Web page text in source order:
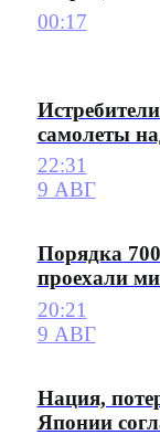
00:17
самолеты
22:31
9 АВГ
Порядка
проехали
20:21
9 АВГ
Нация,
Японии